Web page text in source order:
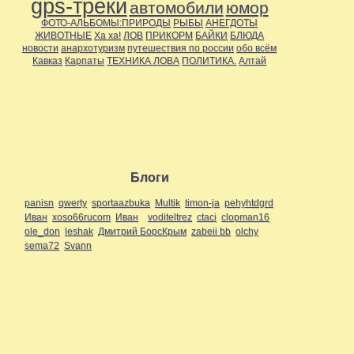
gps-треки автомобили юмор
ФОТО-АЛЬБОМЫ:ПРИРОДЫ РЫБЫ АНЕГДОТЫ
ЖИВОТНЫЕ Ха ха! ЛОВ ПРИКОРМ БАЙКИ БЛЮДА
новости анархотуризм путешествия по россии обо всём
Кавказ Карпаты ТЕХНИКА ЛОВА ПОЛИТИКА. Алтай
Блоги
panisn qwerty sportaazbuka Multik timon-ja pehyhtdgrd
Иван xoso66rucom Иван voditeltrez ctaci clopman16
ole_don leshak Дмитрий БорсКрым zabeii bb olchy
sema72 Svann